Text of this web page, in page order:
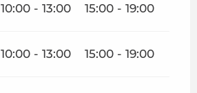
10:00 - 13:00 15:00 - 19:00
10:00 - 13:00 15:00 - 19:00